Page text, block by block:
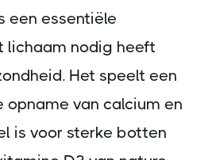
een essentiële
lichaam nodig heeft
Het speelt een
opname van calcium en
is voor sterke botten